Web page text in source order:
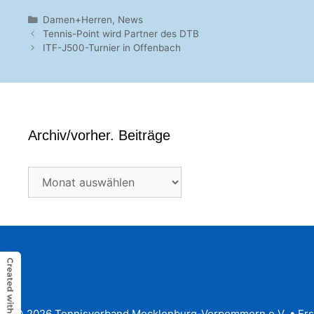
Kategorien
Damen+Herren, News
Tennis-Point wird Partner des DTB
ITF-J500-Turnier in Offenbach
Archiv/vorher. Beiträge
Beiträge